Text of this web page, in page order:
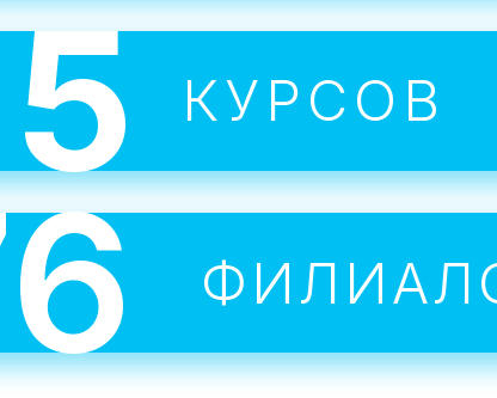
темы мотивируют
добиваться поставленных
занятия проводят
преподаватели-практики.
5 КУРСОВ